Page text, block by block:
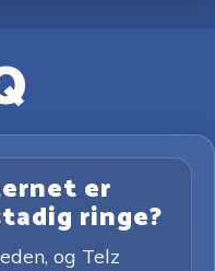
er
ringe?
og Telz